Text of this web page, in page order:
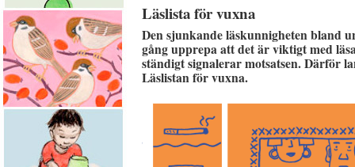
Läslista för vuxna
Den sjunkande läskunnigheten bland
gång upprepa att det är viktigt med
ständigt signalerar motsatsen. Därför
Läslistan för vuxna.